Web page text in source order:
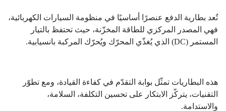
تُعد بطارية الدفع عنصرًا أساسيًا في منظومة السيارات الكهربائية،
فهي المصدر المركزي للطاقة المخزّنة، حيث تحتفظ بالتيار
المستمر (DC) الذي يُغذّي المحرّك ويُحرّك المركبة بانسيابية.
هذه البطاريات تمثّل بوابة التقدّم في كفاءة القيادة، ومع تطوّر
التقنيات، يتركّز الابتكار على تحسين التكلفة، السلامة،
والاستدامة.